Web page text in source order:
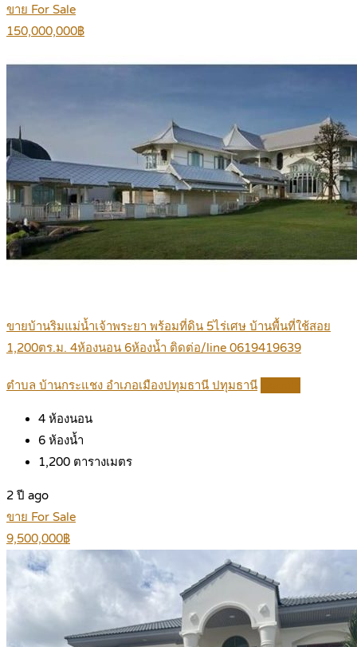
ขาย For Sale
150,000,000฿
ขายบ้านริมแม่น้ำเจ้าพระยา พร้อมที่ดิน 5ไร่เศษ บ้านพื้นที่ใช้สอย
1,200ตร.ม. 4ห้องนอน 6ห้องน้ำ ติดต่อ/line 0619419639
ตำบล บ้านกระแชง อำเภอเมืองปทุมธานี ปทุมธานี
4 ห้องนอน
6 ห้องน้ำ
1,200 ตารางเมตร
2 ปี ago
ขาย For Sale
9,500,000฿